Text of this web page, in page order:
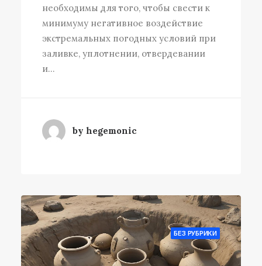
необходимы для того, чтобы свести к
минимуму негативное воздействие
экстремальных погодных условий при
заливке, уплотнении, отвердевании
и…
by hegemonic
БЕЗ РУБРИКИ